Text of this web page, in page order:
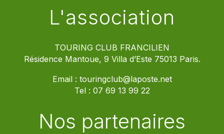
L'association
TOURING CLUB FRANCILIEN
Résidence Mantoue, 9 Villa d’Este 75013 Paris.
Email : touringclub@laposte.net
Tel : 07 69 13 99 22
Nos partenaires